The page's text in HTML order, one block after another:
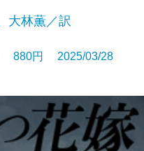
大林薫／訳
880円 2025/03/28